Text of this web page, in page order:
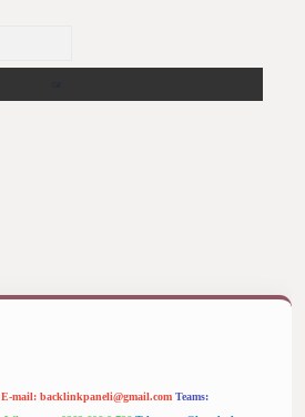
E-mail: backlinkpaneli@gmail.com Teams: